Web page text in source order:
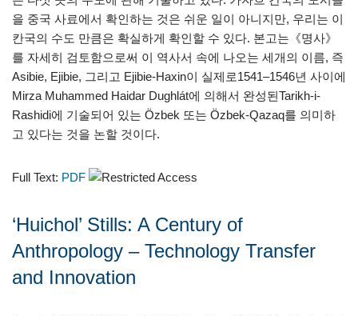
을 중국 사료에서 확인하는 것은 쉬운 일이 아니지만, 우리는 이
칸국의 수도 만큼은 확실하게 확인할 수 있다. 본고는《명사》
를 자세히 검토함으로써 이 역사서 속에 나오는 세개의 이름, 즉
Asibie, Ejibie, 그리고 Ejibie-Haxin이 실제로1541–1546년 사이에
Mirza Muhammed Haidar Dughlát에 의해서 완성된Tarikh-i-
Rashidi에 기술되어 있는 Özbek 또는 Özbek-Qazaq를 의미하
고 있다는 것을 논할 것이다.
Full Text: PDF
‘Huichol’ Stills: A Century of
Anthropology – Technology Transfer
and Innovation